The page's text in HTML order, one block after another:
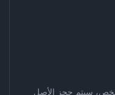
سيتم حجز الأصل